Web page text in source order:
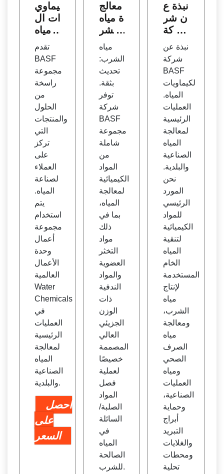
كيماوي
ات ال
مياه:
F SE
تقدم
BASF
مجموعة
راسخة
من
الحلول
والمنتجات
التي
تركز
على
العملاء
لصناعة
المياه.
يتم
استخدام
مجموعة
أعمال
وحدة
الأعمال
العالمية
Water
Chemicals
في
العمليات
الرئيسية
لمعالجة
المياه
الصناعية
والبلدية.
احصل
على
السعر
معالج
ة مياه
الشر
ب: B
ASF
SE
مياه
الشرب:
تحديث
بثقة.
توفر
شركة
BASF
مجموعة
شاملة
من
المواد
الكيميائية
لمعالجة
المياه،
بما في
ذلك
مواد
التخثر
العضوية
والمواد
الندفية
ذات
الوزن
الجزيئي
العالي
المصممة
خصيصًا
لعملية
فصل
المواد
الصلبة/
السائلة
في
المياه
الصالحة
للشرب.
نبذة ع
ن شر
كة B
ASF ل
كيماوي
ات ال
مياه:
BAS
F SE
نبذة عن
شركة
BASF
لكيماويات
المياه.
العمليات
الرئيسية
لمعالجة
المياه
الصناعية
والبلدية.
نحن
المورد
الرئيسي
للمواد
الكيميائية
لتنقية
المياه
الخام
المستخدمة
لإنتاج
مياه
الشرب،
ومعالجة
مياه
الصرف
الصحي
ومياه
العمليات
الصناعية،
وحماية
أبراج
التبريد
والغلايات
ومحطات
تحلية